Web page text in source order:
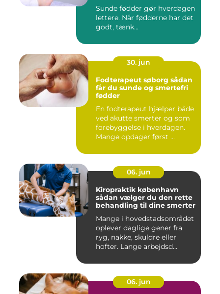
Sunde fødder gør hverdagen
lettere. Når fødderne har det
godt, tænk...
30. jun
Fodterapeut søborg sådan
får du sunde og smertefri
fødder
En fodterapeut hjælper både
ved akutte smerter og som
forebyggelse i hverdagen.
Mange opdager først ...
06. jun
Kiropraktik københavn
sådan vælger du den rette
behandling til dine smerter
Mange i hovedstadsområdet
oplever daglige gener fra
ryg, nakke, skuldre eller
hofter. Lange arbejdsd...
06. jun